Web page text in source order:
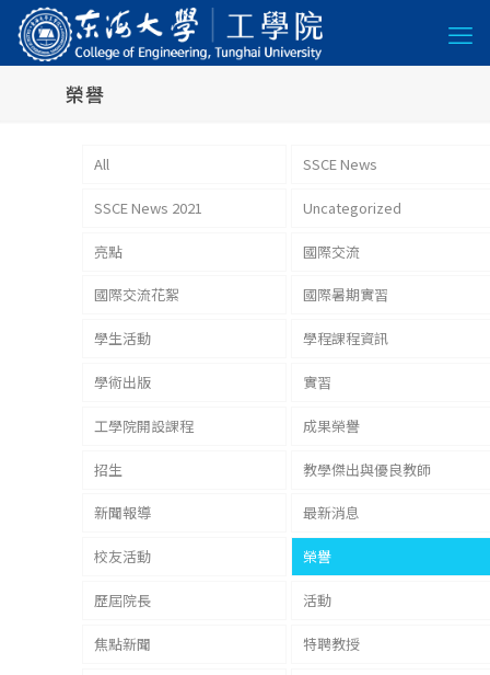
榮譽
All SSCE News
SSCE News 2021 Uncategorized
亮點 國際交流
國際交流花絮 國際暑期實習
學生活動 學程課程資訊
學術出版 實習
工學院開設課程 成果榮譽
招生 教學傑出與優良教師
新聞報導 最新消息
校友活動 榮譽
歷屆院長 活動
焦點新聞 特聘教授